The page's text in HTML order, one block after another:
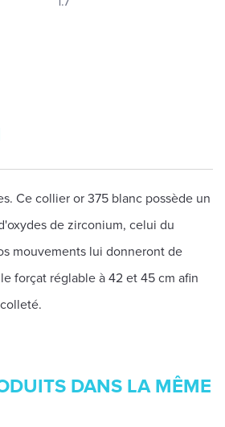
Ce collier or 375 blanc possède un
de zirconium, celui du
mouvements lui donneront de
forçat réglable à 42 et 45 cm afin
DANS LA MÊME